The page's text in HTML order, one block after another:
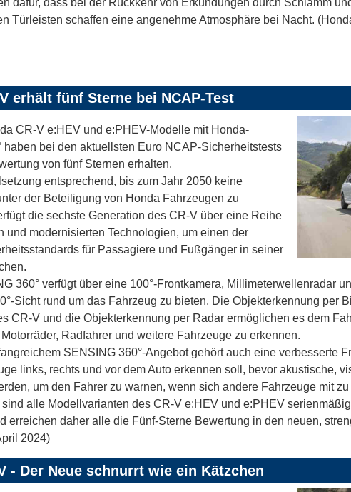
dafür, dass bei der Rückkehr von Erkundungen durch Schlamm
Türleisten schaffen eine angenehme Atmosphäre bei Nacht.
erhält fünf Sterne bei NCAP-Test
CR-V e:HEV und e:PHEV-Modelle mit Honda-
haben bei den aktuellsten Euro NCAP-Sicherheitstests
von fünf Sternen erhalten.
entsprechend, bis zum Jahr 2050 keine
der Beteiligung von Honda Fahrzeugen zu
die sechste Generation des CR-V über eine Reihe
und modernisierten Technologien, um einen der
für Passagiere und Fußgänger in seiner
360° verfügt über eine 100°-Frontkamera, Millimeterwellenradar
Sicht rund um das Fahrzeug zu bieten. Die Objekterkennung per
CR-V und die Objekterkennung per Radar ermöglichen es dem
Radfahrer und weitere Fahrzeuge zu erkennen.
SENSING 360°-Angebot gehört auch eine verbesserte
links, rechts und vor dem Auto erkennen soll, bevor akustische,
um den Fahrer zu warnen, wenn sich andere Fahrzeuge mit
sind alle Modellvarianten des CR-V e:HEV und e:PHEV
erreichen daher alle die Fünf-Sterne Bewertung in den neuen,
2024)
- Der Neue schnurrt wie ein Kätzchen